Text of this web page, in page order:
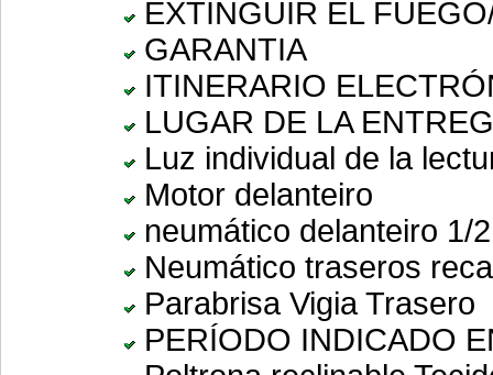
EXTINGUIR EL
GARANTIA
ITINERARIO
LUGAR DE LA
Luz individual de la
Motor delanteiro
neumático delanteiro 1/
Neumático traseros
Parabrisa Vigia Trasero
PERÍODO INDICADO